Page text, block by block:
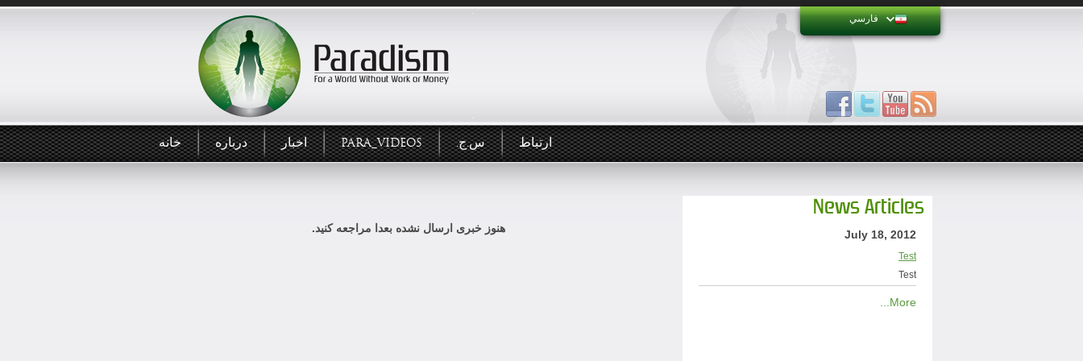
فارسي
خانه درباره اخبار PARA_VIDEOS س.ج. ارتباط
هنوز خبری ارسال نشده بعدا مراجعه کنید.
News Articles
July 18, 2012
Test
Test
More...